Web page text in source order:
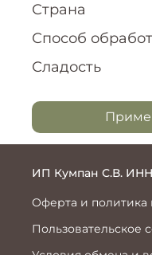
Страна
Способ
Сладость
ИП Кумпан С.В. ИНН
Оферта и политика
Пользовательское